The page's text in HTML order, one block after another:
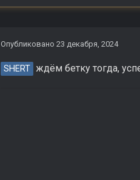
Опубликовано 23 декабря, 2024
SHERT ждём бетку тогда,